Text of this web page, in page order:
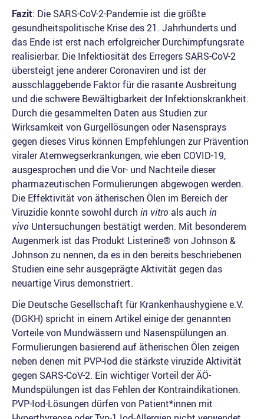
Fazit: Die SARS-CoV-2-Pandemie ist die größte
gesundheitspolitische Krise des 21. Jahrhunderts und
das Ende ist erst nach erfolgreicher Durchimpfungsrate
realisierbar. Die Infektiosität des Erregers SARS-CoV-2
übersteigt jene anderer Coronaviren und ist der
ausschlaggebende Faktor für die rasante Ausbreitung
und die schwere Bewältigbarkeit der Infektionskrankheit.
Durch die gesammelten Daten aus Studien zur
Wirksamkeit von Gurgellösungen oder Nasensprays
gegen dieses Virus können Empfehlungen zur Prävention
viraler Atemwegserkrankungen, wie eben COVID-19,
ausgesprochen und die Vor- und Nachteile dieser
pharmazeutischen Formulierungen abgewogen werden.
Die Effektivität von ätherischen Ölen im Bereich der
Viruzidie konnte sowohl durch in vitro als auch in
vivo Untersuchungen bestätigt werden. Mit besonderem
Augenmerk ist das Produkt Listerine® von Johnson &
Johnson zu nennen, da es in den bereits beschriebenen
Studien eine sehr ausgeprägte Aktivität gegen das
neuartige Virus demonstriert.
Die Deutsche Gesellschaft für Krankenhaushygiene e.V.
(DGKH) spricht in einem Artikel einige der genannten
Vorteile von Mundwässern und Nasenspülungen an.
Formulierungen basierend auf ätherischen Ölen zeigen
neben denen mit PVP-Iod die stärkste viruzide Aktivität
gegen SARS-CoV-2. Ein wichtiger Vorteil der ÄÖ-
Mundspülungen ist das Fehlen der Kontraindikationen.
PVP-Iod-Lösungen dürfen von Patient*innen mit